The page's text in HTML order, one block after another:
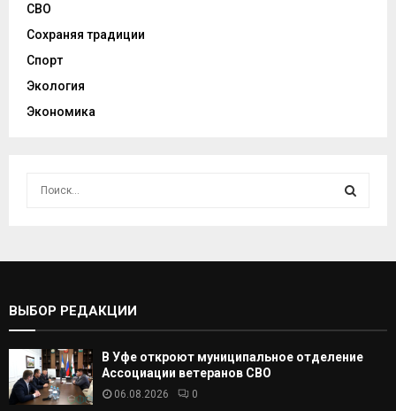
СВО
Сохраняя традиции
Спорт
Экология
Экономика
С
А
ВЫБОР РЕДАКЦИИ
В Уфе откроют муниципальное отделение
Ассоциации ветеранов СВО
06.08.2026 0